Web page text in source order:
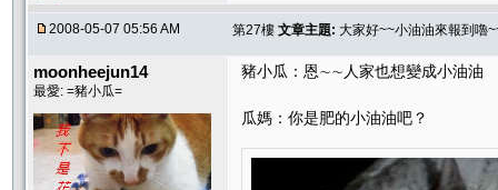
2008-05-07 05:56 AM 第27樓 文章主題: 大家好~~小油油來報到嚕
moonheejun14
最愛: =豬小瓜=
豬小瓜：恩∼∼人家也想變成小油油
瓜媽：你是肥的小油油吧？